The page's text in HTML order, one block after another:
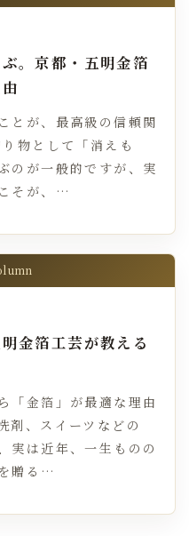
。京都・五明金箔
とが、最高級の信頼関
物として「消えも
のが一般的ですが、実
そが、…
金箔工芸が教える
「金箔」が最適な理由
剤、スイーツなどの
実は近年、一生ものの
贈る…